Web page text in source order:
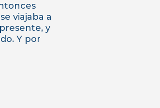
viajaba a
y
Y por